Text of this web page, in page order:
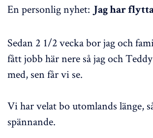
En personlig nyhet: Jag har
Sedan 2 1/2 vecka bor jag och
fått jobb här nere så jag och
med, sen får vi se.
Vi har velat bo utomlands länge,
spännande.